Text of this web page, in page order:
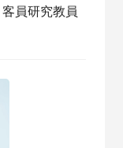
員研究教員